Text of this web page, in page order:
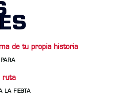
de tu propia historia
ruta
LA FIESTA